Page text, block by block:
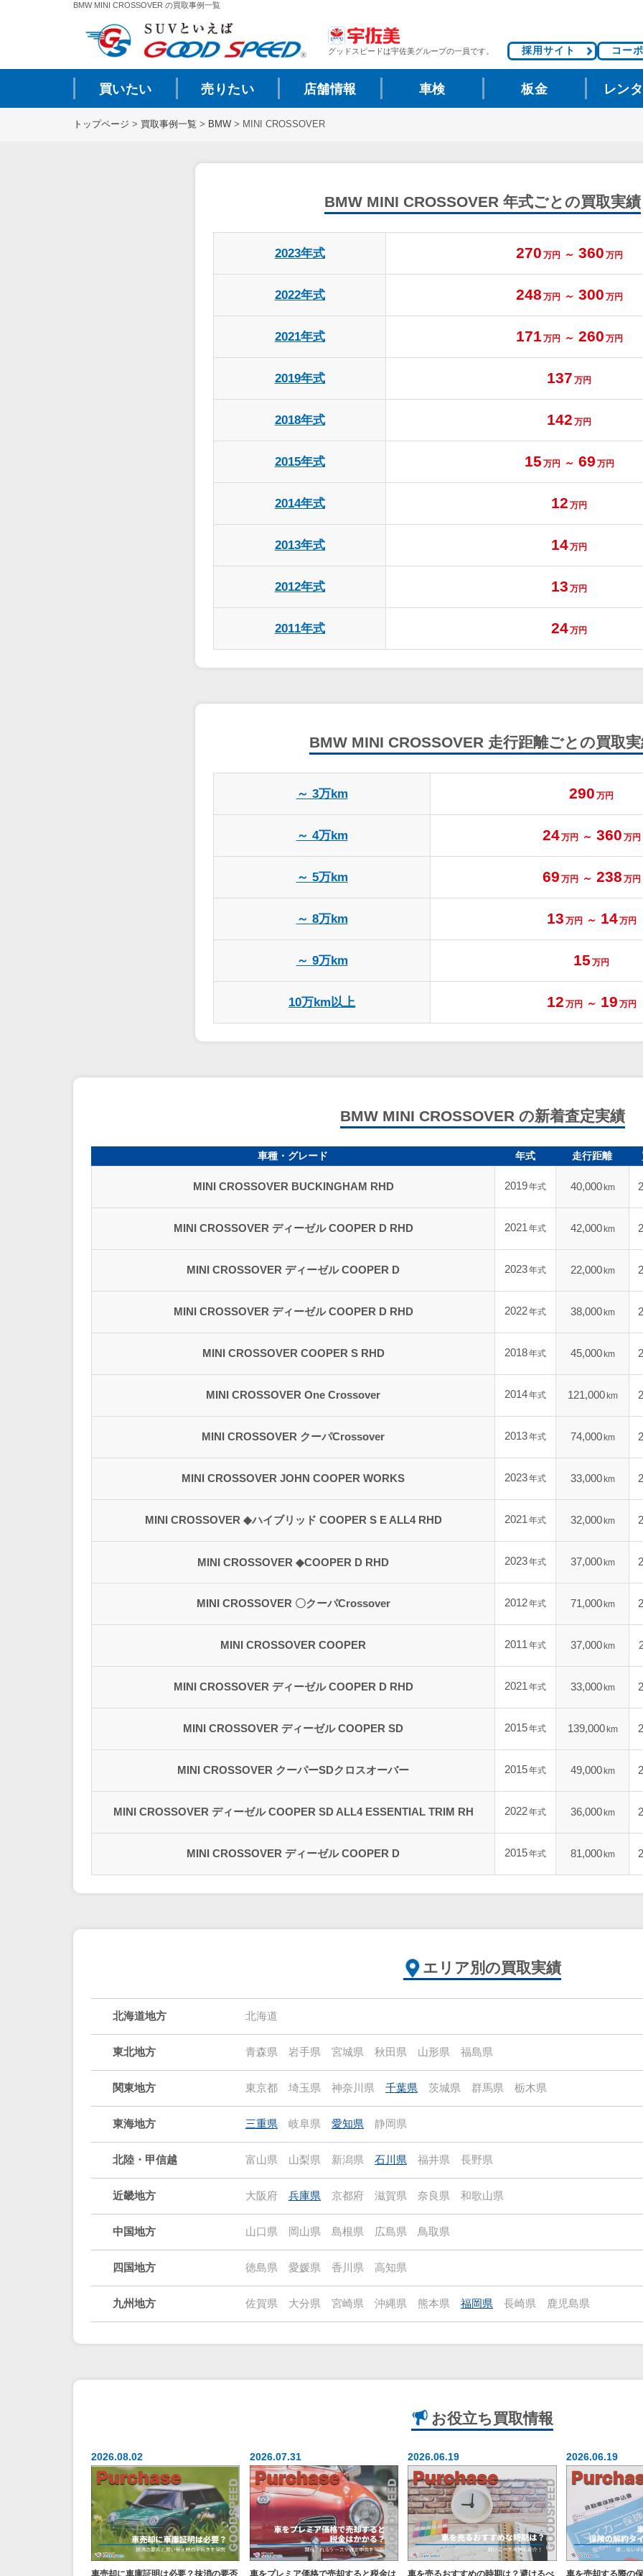
BMW MINI CROSSOVER の買取事例一覧
グッドスピードは宇佐美グループの一員です。 採用サイト コー
買いたい 売りたい 店舗情報 車検 板金 レン
トップページ > 買取事例一覧 > BMW > MINI CROSSOVER
BMW MINI CROSSOVER 年式ごとの買取実績
2023年式 270 万円～ 360 万円
2022年式 248 万円～ 300 万円
2021年式 171万円～ 260 万円
2019年式 137 万円
2018年式 142 万円
2015年式 15 万円～ 69 万円
2014年式 12 万円
2013年式 14万円
2012年式 13 万円
2011年式 24万円
BMW MINI CROSSOVER 走行距離ごとの買取
～ 3万km 290 万円
～ 4万km 24万円～ 360 万円
～ 5万km 69 万円～ 238 万円
～ 8万km 13 万円～ 14万円
～ 9万km 15 万円
10万km以上 12 万円～ 19 万円
BMW MINI CROSSOVER の新着査定実績
車種・グレード 年式 走行距離
MINI CROSSOVER BUCKINGHAM RHD 2019年式 40,000 km
MINI CROSSOVER ディーゼル COOPER D RHD 2021 年式 42,000 km
MINI CROSSOVER ディーゼル COOPER D 2023年式 22,000 km
MINI CROSSOVER ディーゼル COOPER D RHD 2022年式 38,000 km
MINI CROSSOVER COOPER S RHD 2018年式 45,000 km
MINI CROSSOVER One Crossover 2014年式 121,000 km
MINI CROSSOVER クーパCrossover 2013年式 74,000 km
MINI CROSSOVER JOHN COOPER WORKS 2023年式 33,000 km
MINI CROSSOVER ◆ハイブリッド COOPER S E ALL4 RHD 2021 年式 32,000 km
MINI CROSSOVER ◆COOPER D RHD 2023年式 37,000 km
MINI CROSSOVER 〇クーパCrossover 2012年式 71,000 km
MINI CROSSOVER COOPER 2011 年式 37,000 km
MINI CROSSOVER ディーゼル COOPER D RHD 2021 年式 33,000 km
MINI CROSSOVER ディーゼル COOPER SD 2015年式 139,000 km
MINI CROSSOVER クーパーSDクロスオーバー 2015年式 49,000 km
MINI CROSSOVER ディーゼル COOPER SD ALL4 ESSENTIAL TRIM RH 2022年式 36,000 km
MINI CROSSOVER ディーゼル COOPER D 2015年式 81,000 km
エリア別の買取実績
北海道地方 北海道
東北地方 青森県 岩手県 宮城県 秋田県 山形県 福島県
関東地方 東京都 埼玉県 神奈川県 千葉県 茨城県 群馬県 栃木県
東海地方 三重県 岐阜県 愛知県 静岡県
北陸・甲信越 富山県 山梨県 新潟県 石川県 福井県 長野県
近畿地方 大阪府 兵庫県 京都府 滋賀県 奈良県 和歌山県
中国地方 山口県 岡山県 島根県 広島県 鳥取県
四国地方 徳島県 愛媛県 香川県 高知県
九州地方 佐賀県 大分県 宮崎県 沖縄県 熊本県 福岡県 長崎県 鹿児島県
お役立ち 買取情報
2026.08.02
車売却に車庫証明は必要？抹消の要否
2026.07.31
車をプレミア価格で売却すると税金は
2026.06.19
車を売るおすすめの時期は？避けるべ
2026.06.19
車を売却する際の